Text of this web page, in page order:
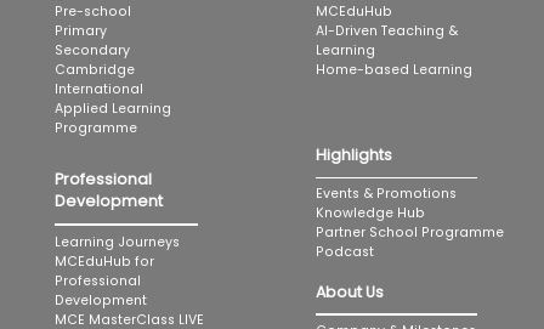
Pre-school
Primary
Secondary
Cambridge
International
Applied Learning
Programme
Professional
Development
Learning Journeys
MCEduHub for
Professional
Development
MCE MasterClass LIVE
MCEduHub
AI-Driven Teaching &
Learning
Home-based Learning
Highlights
Events & Promotions
Knowledge Hub
Partner School Programme
Podcast
About Us